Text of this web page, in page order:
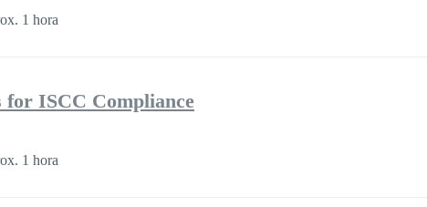
1 hora
ISCC Compliance
1 hora